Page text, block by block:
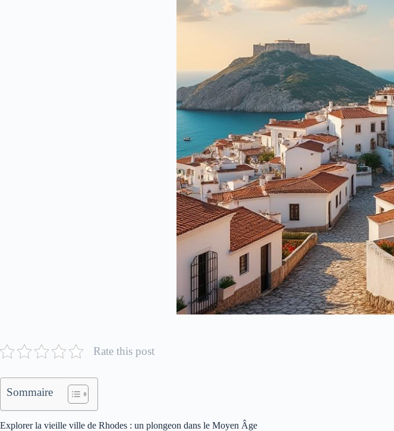
Rate this post
Sommaire
Explorer la vieille ville de Rhodes : un plongeon dans le Moyen Âge